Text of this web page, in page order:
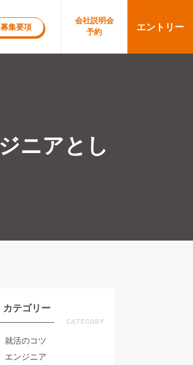
募集要項
会社説明会
予約
エントリー
ニアとし
カテゴリー
CATEGORY
就活のコツ
エンジニア